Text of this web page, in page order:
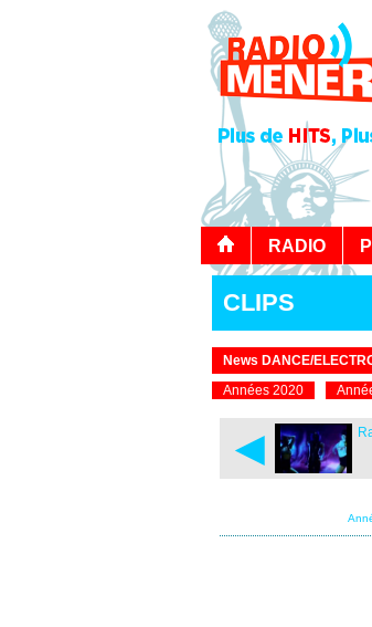
RADIO
CLIPS
News DANCE/
Années 2020
◄